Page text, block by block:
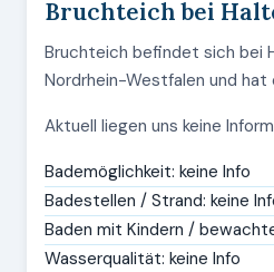
Bruchteich bei
Bruchteich befindet sich bei
Nordrhein-Westfalen und hat
Aktuell liegen uns keine
Bademöglichkeit: keine Info
Badestellen / Strand: keine
Baden mit Kindern /
Wasserqualität: keine Info